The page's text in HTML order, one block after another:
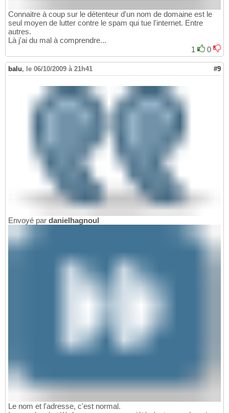
Connaitre à coup sur le détenteur d'un nom de domaine est le
seul moyen de lutter contre le spam qui tue l'internet. Entre
autres.
Là j'ai du mal à comprendre...
1
0
balu, le 06/10/2009 à 21h41 #9
Envoyé par danielhagnoul
Le nom et l'adresse, c'est normal.